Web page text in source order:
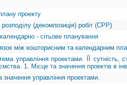
проекту
(декомпозиція) робіт (СРР)
- сітьове планування
між кошторисним та календарним
управління проектами. ЇЇ сутність,
1. Місце та значення проектів в
значення управління проектами.